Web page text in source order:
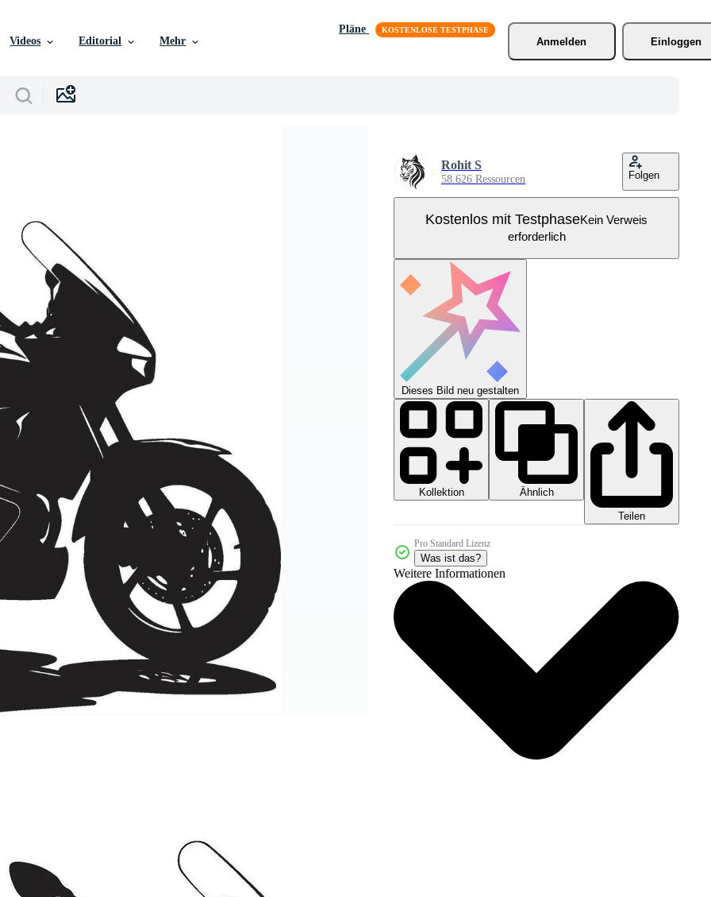
Videos Editorial Mehr
Pläne
Anmelden
Einloggen
Rohit S
58.626 Ressourcen Folgen
Kostenlos mit TestphaseKein Verweis
erforderlich
Dieses Bild neu gestalten
Kollektion
Ähnlich
Teilen
Pro Standard Lizenz
Was ist das?
Weitere Informationen